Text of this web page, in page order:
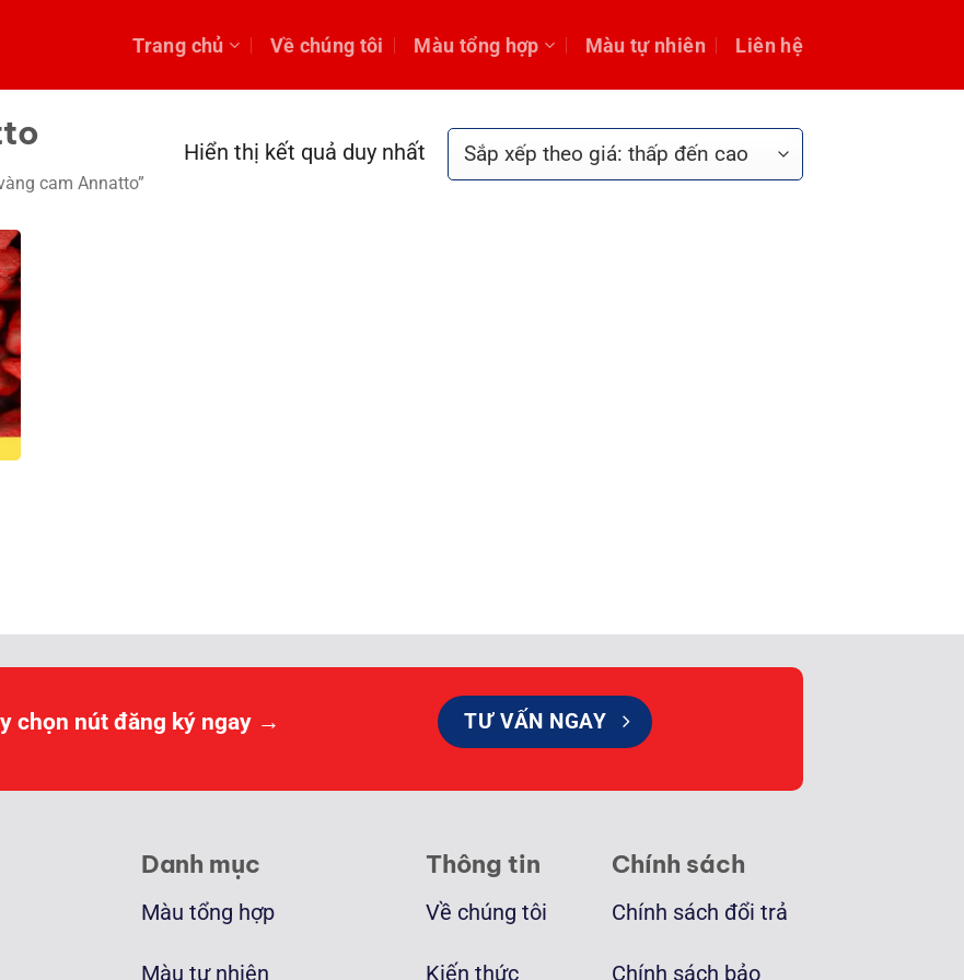
Trang chủ Về chúng tôi Màu tổng hợp Màu tự nhiên Liên hệ
cam Annatto”
Hiển thị kết quả duy nhất
chọn nút đăng ký ngay → TƯ VẤN NGAY
Danh mục
Màu tổng hợp
Màu tự nhiên
Thông tin
Về chúng tôi
Kiến thức
Chính sách
Chính sách đổi trả
Chính sách bảo